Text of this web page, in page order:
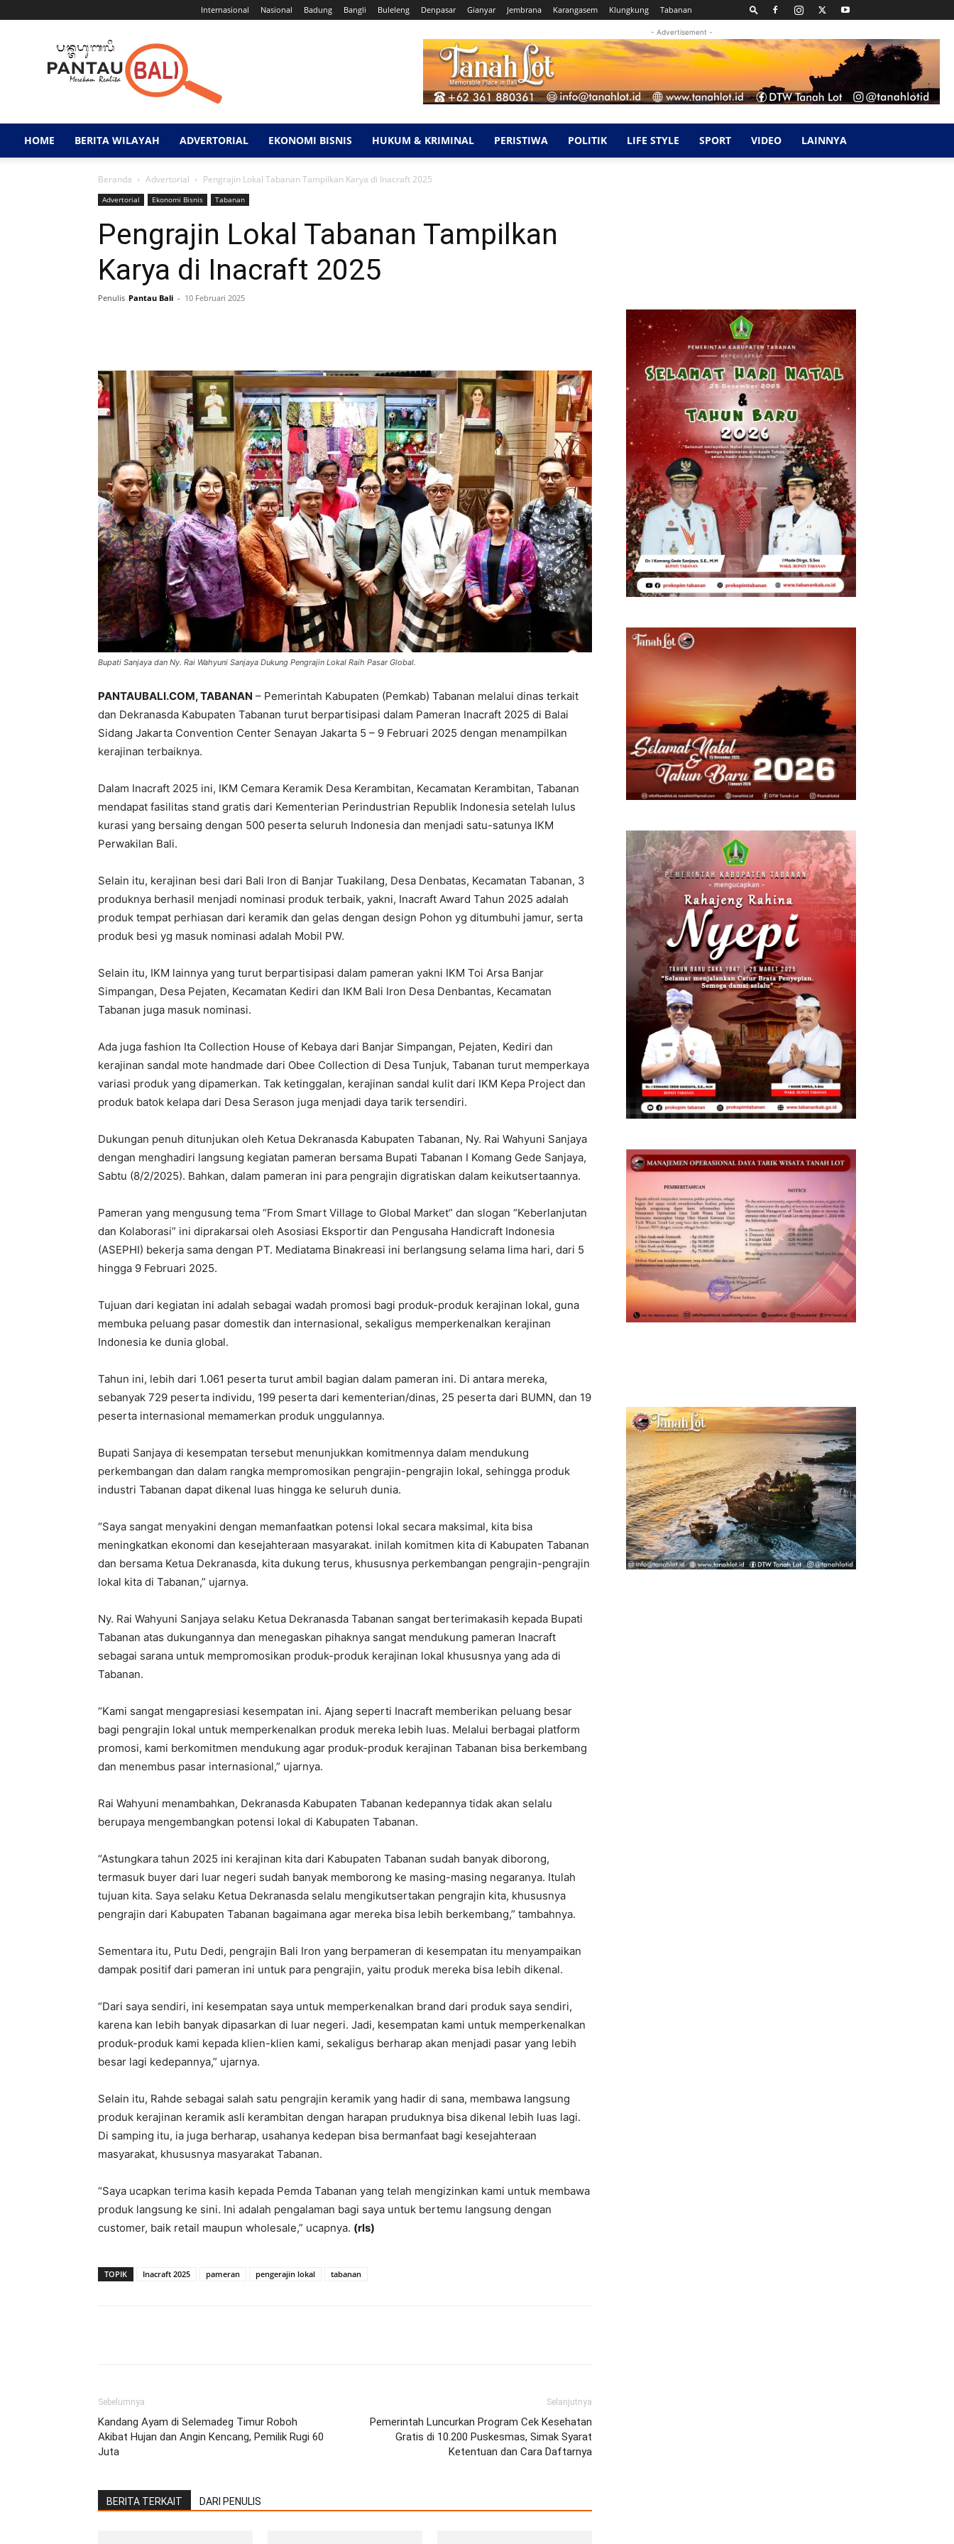
Internasional Nasional Badung Bangli Buleleng Denpasar Gianyar Jembrana Karangasem Klungkung Tabanan
Pantau
Bali
- Advertisement -
HOME BERITA WILAYAH ADVERTORIAL EKONOMI BISNIS HUKUM & KRIMINAL PERISTIWA POLITIK LIFE STYLE SPORT VIDEO LAINNYA
Beranda Advertorial Pengrajin Lokal Tabanan Tampilkan Karya di Inacraft 2025
Advertorial Ekonomi Bisnis Tabanan
Pengrajin Lokal Tabanan Tampilkan
Karya di Inacraft 2025
Penulis Pantau Bali - 10 Februari 2025
Bupati Sanjaya dan Ny. Rai Wahyuni Sanjaya Dukung Pengrajin Lokal Raih Pasar Global.
PANTAUBALI.COM, TABANAN – Pemerintah Kabupaten (Pemkab) Tabanan melalui dinas terkait
dan Dekranasda Kabupaten Tabanan turut berpartisipasi dalam Pameran Inacraft 2025 di Balai
Sidang Jakarta Convention Center Senayan Jakarta 5 – 9 Februari 2025 dengan menampilkan
kerajinan terbaiknya.
Dalam Inacraft 2025 ini, IKM Cemara Keramik Desa Kerambitan, Kecamatan Kerambitan, Tabanan
mendapat fasilitas stand gratis dari Kementerian Perindustrian Republik Indonesia setelah lulus
kurasi yang bersaing dengan 500 peserta seluruh Indonesia dan menjadi satu-satunya IKM
Perwakilan Bali.
Selain itu, kerajinan besi dari Bali Iron di Banjar Tuakilang, Desa Denbatas, Kecamatan Tabanan, 3
produknya berhasil menjadi nominasi produk terbaik, yakni, Inacraft Award Tahun 2025 adalah
produk tempat perhiasan dari keramik dan gelas dengan design Pohon yg ditumbuhi jamur, serta
produk besi yg masuk nominasi adalah Mobil PW.
Selain itu, IKM lainnya yang turut berpartisipasi dalam pameran yakni IKM Toi Arsa Banjar
Simpangan, Desa Pejaten, Kecamatan Kediri dan IKM Bali Iron Desa Denbantas, Kecamatan
Tabanan juga masuk nominasi.
Ada juga fashion Ita Collection House of Kebaya dari Banjar Simpangan, Pejaten, Kediri dan
kerajinan sandal mote handmade dari Obee Collection di Desa Tunjuk, Tabanan turut memperkaya
variasi produk yang dipamerkan. Tak ketinggalan, kerajinan sandal kulit dari IKM Kepa Project dan
produk batok kelapa dari Desa Serason juga menjadi daya tarik tersendiri.
Dukungan penuh ditunjukan oleh Ketua Dekranasda Kabupaten Tabanan, Ny. Rai Wahyuni Sanjaya
dengan menghadiri langsung kegiatan pameran bersama Bupati Tabanan I Komang Gede Sanjaya,
Sabtu (8/2/2025). Bahkan, dalam pameran ini para pengrajin digratiskan dalam keikutsertaannya.
Pameran yang mengusung tema “From Smart Village to Global Market” dan slogan “Keberlanjutan
dan Kolaborasi” ini diprakarsai oleh Asosiasi Eksportir dan Pengusaha Handicraft Indonesia
(ASEPHI) bekerja sama dengan PT. Mediatama Binakreasi ini berlangsung selama lima hari, dari 5
hingga 9 Februari 2025.
Tujuan dari kegiatan ini adalah sebagai wadah promosi bagi produk-produk kerajinan lokal, guna
membuka peluang pasar domestik dan internasional, sekaligus memperkenalkan kerajinan
Indonesia ke dunia global.
Tahun ini, lebih dari 1.061 peserta turut ambil bagian dalam pameran ini. Di antara mereka,
sebanyak 729 peserta individu, 199 peserta dari kementerian/dinas, 25 peserta dari BUMN, dan 19
peserta internasional memamerkan produk unggulannya.
Bupati Sanjaya di kesempatan tersebut menunjukkan komitmennya dalam mendukung
perkembangan dan dalam rangka mempromosikan pengrajin-pengrajin lokal, sehingga produk
industri Tabanan dapat dikenal luas hingga ke seluruh dunia.
“Saya sangat menyakini dengan memanfaatkan potensi lokal secara maksimal, kita bisa
meningkatkan ekonomi dan kesejahteraan masyarakat. inilah komitmen kita di Kabupaten Tabanan
dan bersama Ketua Dekranasda, kita dukung terus, khususnya perkembangan pengrajin-pengrajin
lokal kita di Tabanan,” ujarnya.
Ny. Rai Wahyuni Sanjaya selaku Ketua Dekranasda Tabanan sangat berterimakasih kepada Bupati
Tabanan atas dukungannya dan menegaskan pihaknya sangat mendukung pameran Inacraft
sebagai sarana untuk mempromosikan produk-produk kerajinan lokal khususnya yang ada di
Tabanan.
“Kami sangat mengapresiasi kesempatan ini. Ajang seperti Inacraft memberikan peluang besar
bagi pengrajin lokal untuk memperkenalkan produk mereka lebih luas. Melalui berbagai platform
promosi, kami berkomitmen mendukung agar produk-produk kerajinan Tabanan bisa berkembang
dan menembus pasar internasional,” ujarnya.
Rai Wahyuni menambahkan, Dekranasda Kabupaten Tabanan kedepannya tidak akan selalu
berupaya mengembangkan potensi lokal di Kabupaten Tabanan.
“Astungkara tahun 2025 ini kerajinan kita dari Kabupaten Tabanan sudah banyak diborong,
termasuk buyer dari luar negeri sudah banyak memborong ke masing-masing negaranya. Itulah
tujuan kita. Saya selaku Ketua Dekranasda selalu mengikutsertakan pengrajin kita, khususnya
pengrajin dari Kabupaten Tabanan bagaimana agar mereka bisa lebih berkembang,” tambahnya.
Sementara itu, Putu Dedi, pengrajin Bali Iron yang berpameran di kesempatan itu menyampaikan
dampak positif dari pameran ini untuk para pengrajin, yaitu produk mereka bisa lebih dikenal.
“Dari saya sendiri, ini kesempatan saya untuk memperkenalkan brand dari produk saya sendiri,
karena kan lebih banyak dipasarkan di luar negeri. Jadi, kesempatan kami untuk memperkenalkan
produk-produk kami kepada klien-klien kami, sekaligus berharap akan menjadi pasar yang lebih
besar lagi kedepannya,” ujarnya.
Selain itu, Rahde sebagai salah satu pengrajin keramik yang hadir di sana, membawa langsung
produk kerajinan keramik asli kerambitan dengan harapan pruduknya bisa dikenal lebih luas lagi.
Di samping itu, ia juga berharap, usahanya kedepan bisa bermanfaat bagi kesejahteraan
masyarakat, khususnya masyarakat Tabanan.
“Saya ucapkan terima kasih kepada Pemda Tabanan yang telah mengizinkan kami untuk membawa
produk langsung ke sini. Ini adalah pengalaman bagi saya untuk bertemu langsung dengan
customer, baik retail maupun wholesale,” ucapnya. (rls)
TOPIK Inacraft 2025 pameran pengerajin lokal tabanan
Sebelumnya
Kandang Ayam di Selemadeg Timur Roboh
Akibat Hujan dan Angin Kencang, Pemilik Rugi 60
Juta
Selanjutnya
Pemerintah Luncurkan Program Cek Kesehatan
Gratis di 10.200 Puskesmas, Simak Syarat
Ketentuan dan Cara Daftarnya
BERITA TERKAIT DARI PENULIS